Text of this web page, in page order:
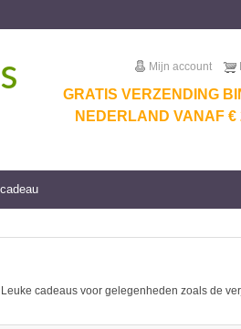
GRATIS VERZENDING
NEDERLAND VANAF €
Mijn account
cadeaus voor gelegenheden zoals de